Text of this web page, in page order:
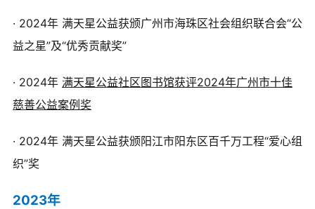
· 2024年 满天星公益获颁广州市海珠区社会组织联合会“公
益之星”及“优秀贡献奖”
· 2024年 满天星公益社区图书馆获评2024年广州市十佳
慈善公益案例奖
· 2024年 满天星公益获颁阳江市阳东区百千万工程“爱心组
织”奖
2023年